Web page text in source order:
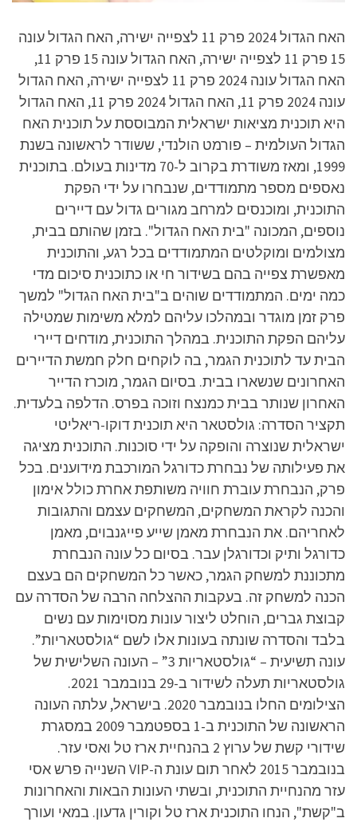
האח הגדול 2024 פרק 11 לצפייה ישירה, האח הגדול עונה
15 פרק 11 לצפייה ישירה, האח הגדול עונה 15 פרק 11,
האח הגדול עונה 2024 פרק 11 לצפייה ישירה, האח הגדול
עונה 2024 פרק 11, האח הגדול 2024 פרק 11, האח הגדול
היא תוכנית מציאות ישראלית המבוססת על תוכנית האח
הגדול העולמית – פורמט הולנדי, ששודר לראשונה בשנת
1999, ומאז משודרת בקרוב ל-70 מדינות בעולם. בתוכנית
נאספים מספר מתמודדים, שנבחרו על ידי הפקת
התוכנית, ומוכנסים למרחב מגורים גדול עם דיירים
נוספים, המכונה "בית האח הגדול". בזמן שהותם בבית,
מצולמים ומוקלטים המתמודדים בכל רגע, והתוכנית
מאפשרת צפייה בהם בשידור חי או כתוכנית סיכום מדי
כמה ימים. המתמודדים שוהים ב"בית האח הגדול" למשך
פרק זמן מוגדר ובמהלכו עליהם למלא משימות שמטילה
עליהם הפקת התוכנית. במהלך התוכנית, מודחים דיירי
הבית עד לתוכנית הגמר, בה לוקחים חלק חמשת הדיירים
האחרונים שנשארו בבית. בסיום הגמר, מוכרז הדייר
האחרון שנותר בבית כמנצח וזוכה בפרס. הדלפה בלעדית.
תקציר הסדרה: גולסטאר היא תוכנית דוקו-ריאליטי
ישראלית שנוצרה והופקה על ידי סוכנות. התוכנית מציגה
את פעילותה של נבחרת כדורגל המורכבת מידוענים. בכל
פרק, הנבחרת עוברת חוויה משותפת אחרת כולל אימון
והכנה לקראת המשחקים, המשחקים עצמם והתגובות
לאחריהם. את הנבחרת מאמן שייע פייגנבוים, מאמן
כדורגל ותיק וכדורגלן עבר. בסיום כל עונה הנבחרת
מתכוננת למשחק הגמר, כאשר כל המשחקים הם בעצם
הכנה למשחק זה. בעקבות ההצלחה הרבה של הסדרה עם
קבוצת גברים, הוחלט ליצור עונות מסוימות עם נשים
בלבד והסדרה שונתה בעונות אלו לשם “גולסטאריות”.
עונה תשיעית – “גולסטאריות 3” – העונה השלישית של
גולסטאריות תעלה לשידור ב-29 בנובמבר 2021.
הצילומים החלו בנובמבר 2020. בישראל, עלתה העונה
הראשונה של התוכנית ב-1 בספטמבר 2009 במסגרת
שידורי קשת של ערוץ 2 בהנחיית ארז טל ואסי עזר.
בנובמבר 2015 לאחר תום עונת ה-VIP השנייה פרש אסי
עזר מהנחיית התוכנית, ובשתי העונות הבאות והאחרונות
ב"קשת", הנחו התוכנית ארז טל וקורין גדעון. במאי ועורך